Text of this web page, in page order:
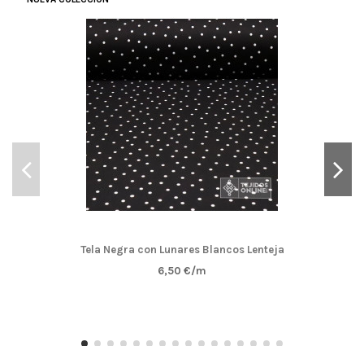
Tela Negra con Lunares Blancos Lenteja
6,50 €/m